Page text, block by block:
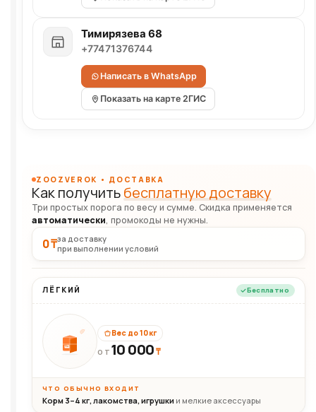
Тимирязева 68
+77471376744
Написать в WhatsApp
Показать на карте 2ГИС
ZOOZVEROK • ДОСТАВКА
Как получитьбесплатную доставку
Три простых порога по весу и сумме. Скидка применяется
автоматически, промокоды не нужны.
0 ₸за доставку
при выполнении условий
ЛЁГКИЙ Бесплатно
10кг
Вес до 10 кг
ОТ 10 000₸
ЧТО ОБЫЧНО ВХОДИТ
Корм 3–4 кг, лакомства, игрушки и мелкие аксессуары